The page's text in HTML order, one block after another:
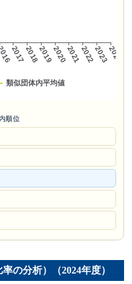
順位
の分析）（2024年度）